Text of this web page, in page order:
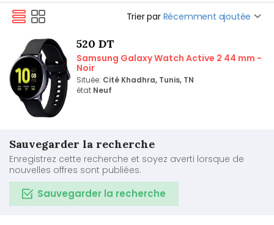
Trier par Récemment ajoutée
520 DT
Samsung Galaxy Watch Active 2 44 mm -
Noir
Située: Cité Khadhra, Tunis, TN
état Neuf
Sauvegarder la recherche
Enregistrez cette recherche et soyez averti lorsque de
nouvelles offres sont publiées.
Sauvegarder la recherche